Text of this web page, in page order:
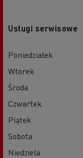
Usługi serwisowe
Poniedziałek
Wtorek
Środa
Czwartek
Piątek
Sobota
Niedziela